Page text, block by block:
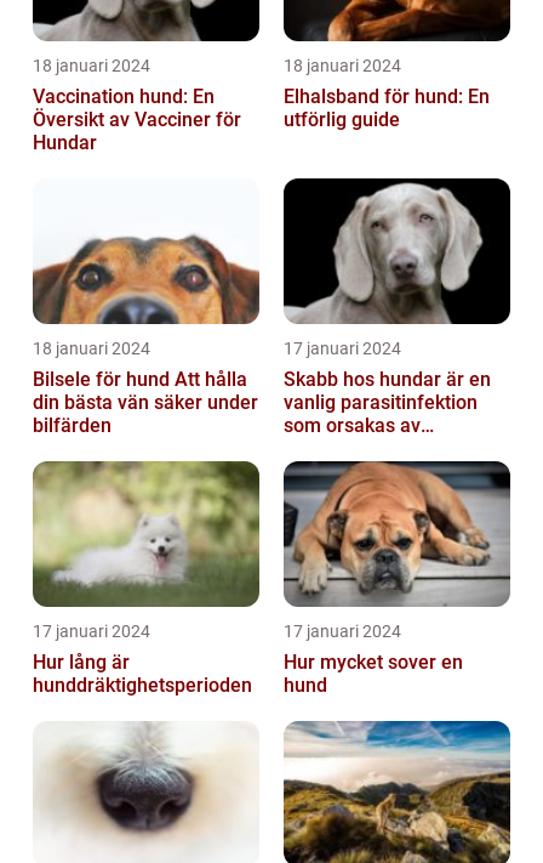
18 januari 2024
Vaccination hund: En
Översikt av Vacciner för
Hundar
18 januari 2024
Elhalsband för hund: En
utförlig guide
18 januari 2024
Bilsele för hund Att hålla
din bästa vän säker under
bilfärden
17 januari 2024
Skabb hos hundar är en
vanlig parasitinfektion
som orsakas av
scabiei
17 januari 2024
Hur lång är
hunddräktighetsperioden
17 januari 2024
Hur mycket sover en
hund